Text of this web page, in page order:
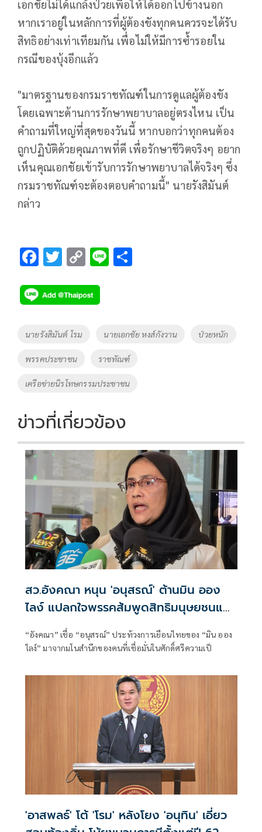
เอกชัยไม่ได้แกล้งป่วยเพื่อให้ได้ออกไปข้างนอก
หากเราอยู่ในหลักการที่ผู้ต้องขังทุกคนควรจะได้รับ
สิทธิอย่างเท่าเทียมกัน เพื่อไม่ให้มีการซ้ำรอยใน
กรณีของบุ้งอีกแล้ว
"มาตรฐานของกรมราชทัณฑ์ในการดูแลผู้ต้องขัง
โดยเฉพาะด้านการรักษาพยาบาลอยู่ตรงไหน เป็น
คำถามที่ใหญ่ที่สุดของวันนี้ หากบอกว่าทุกคนต้อง
ถูกปฏิบัติด้วยคุณภาพที่ดี เพื่อรักษาชีวิตจริงๆ อยาก
เห็นคุณเอกชัยเข้ารับการรักษาพยาบาลได้จริงๆ ซึ่ง
กรมราชทัณฑ์จะต้องตอบคำถามนี้" นายรังสิมันต์
กล่าว
F
e
b
o
o
k
T
tt
er
C
p
y
Li
Tags
นายรังสิมันต์ โรม นายเอกชัย หงส์กังวาน ป่วยหนัก
พรรคประชาชน ราชทัณฑ์
เครือข่ายนิรโทษกรรมประชาชน
ข่าวที่เกี่ยวข้อง
สว.อังคณา หนุน 'อนุสรณ์' ต้านมิน ออง
ไลง์ แปลกใจพรรคส้มพูดสิทธิมนุษยชนแต่
กลับเงียบ
“อังคณา” เชื่อ “อนุสรณ์” ประท้วงการเยือนไทยของ “มิน ออง
ไลง์” มาจากมโนสำนึกของคนที่เชื่อมั่นในศักดิ์ศรีความเป็
'อาสพลธ์' โต้ 'โรม' หลังโยง 'อนุทิน' เอี่ยว